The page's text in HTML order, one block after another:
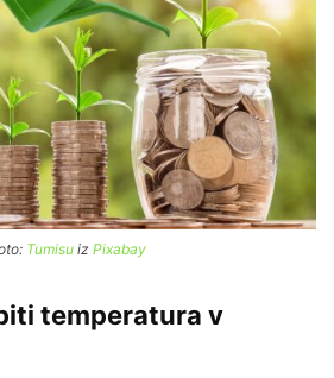
Tumisu iz Pixabay
temperatura v